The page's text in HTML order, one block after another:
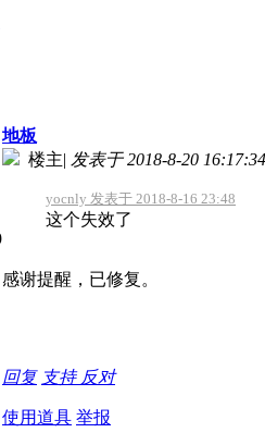
地板
楼主| 发表于 2018-8-20 16:17:34
yocnly 发表于 2018-8-16 23:48
这个失效了
感谢提醒，已修复。
回复 支持 反对
使用道具 举报